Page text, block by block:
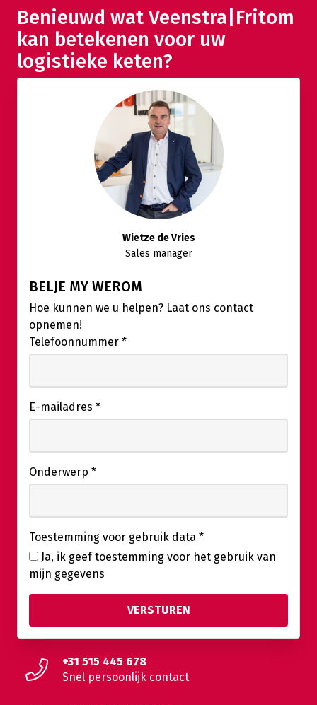
Benieuwd wat Veenstra|Fritom
kan betekenen voor uw
logistieke keten?
Wietze de Vries
Sales manager
BELJE MY WEROM
Hoe kunnen we u helpen? Laat ons contact
opnemen!
Telefoonnummer *
E-mailadres *
Onderwerp *
Toestemming voor gebruik data *
Ja, ik geef toestemming voor het gebruik van
mijn gegevens
+31 515 445 678
Snel persoonlijk contact